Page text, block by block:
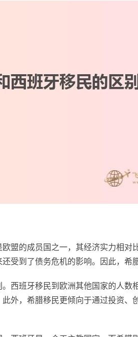
盟的成员国之一，其经济实力相对
受到了债务危机的影响。因此，希
西班牙移民到欧洲其他国家的人数
外，希腊移民更倾向于通过投资、